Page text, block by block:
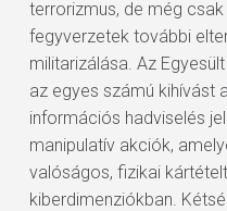
terrorizmus, de még csak
fegyverzetek további
militarizálása. Az
az egyes számú kihívást
információs hadviselés
manipulatív akciók,
valóságos, fizikai
kiberdimenziókban.